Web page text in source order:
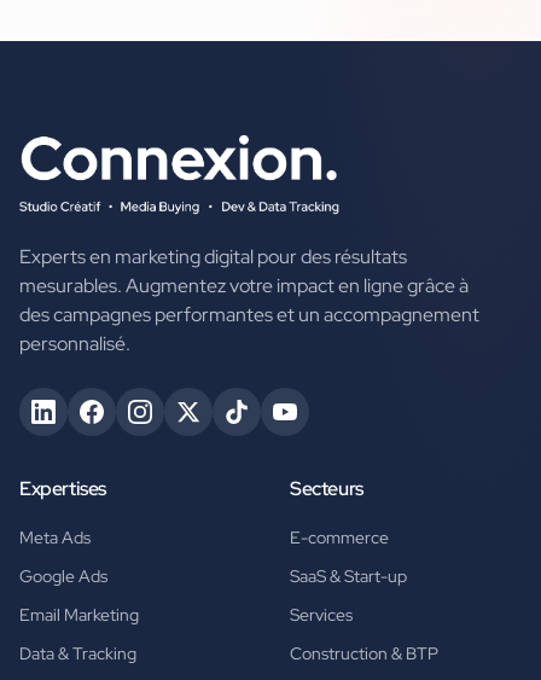
Experts en marketing digital pour des résultats
mesurables. Augmentez votre impact en ligne grâce à
des campagnes performantes et un accompagnement
personnalisé.
Expertises
Meta Ads
Google Ads
Email Marketing
Data & Tracking
Secteurs
E-commerce
SaaS & Start-up
Services
Construction & BTP